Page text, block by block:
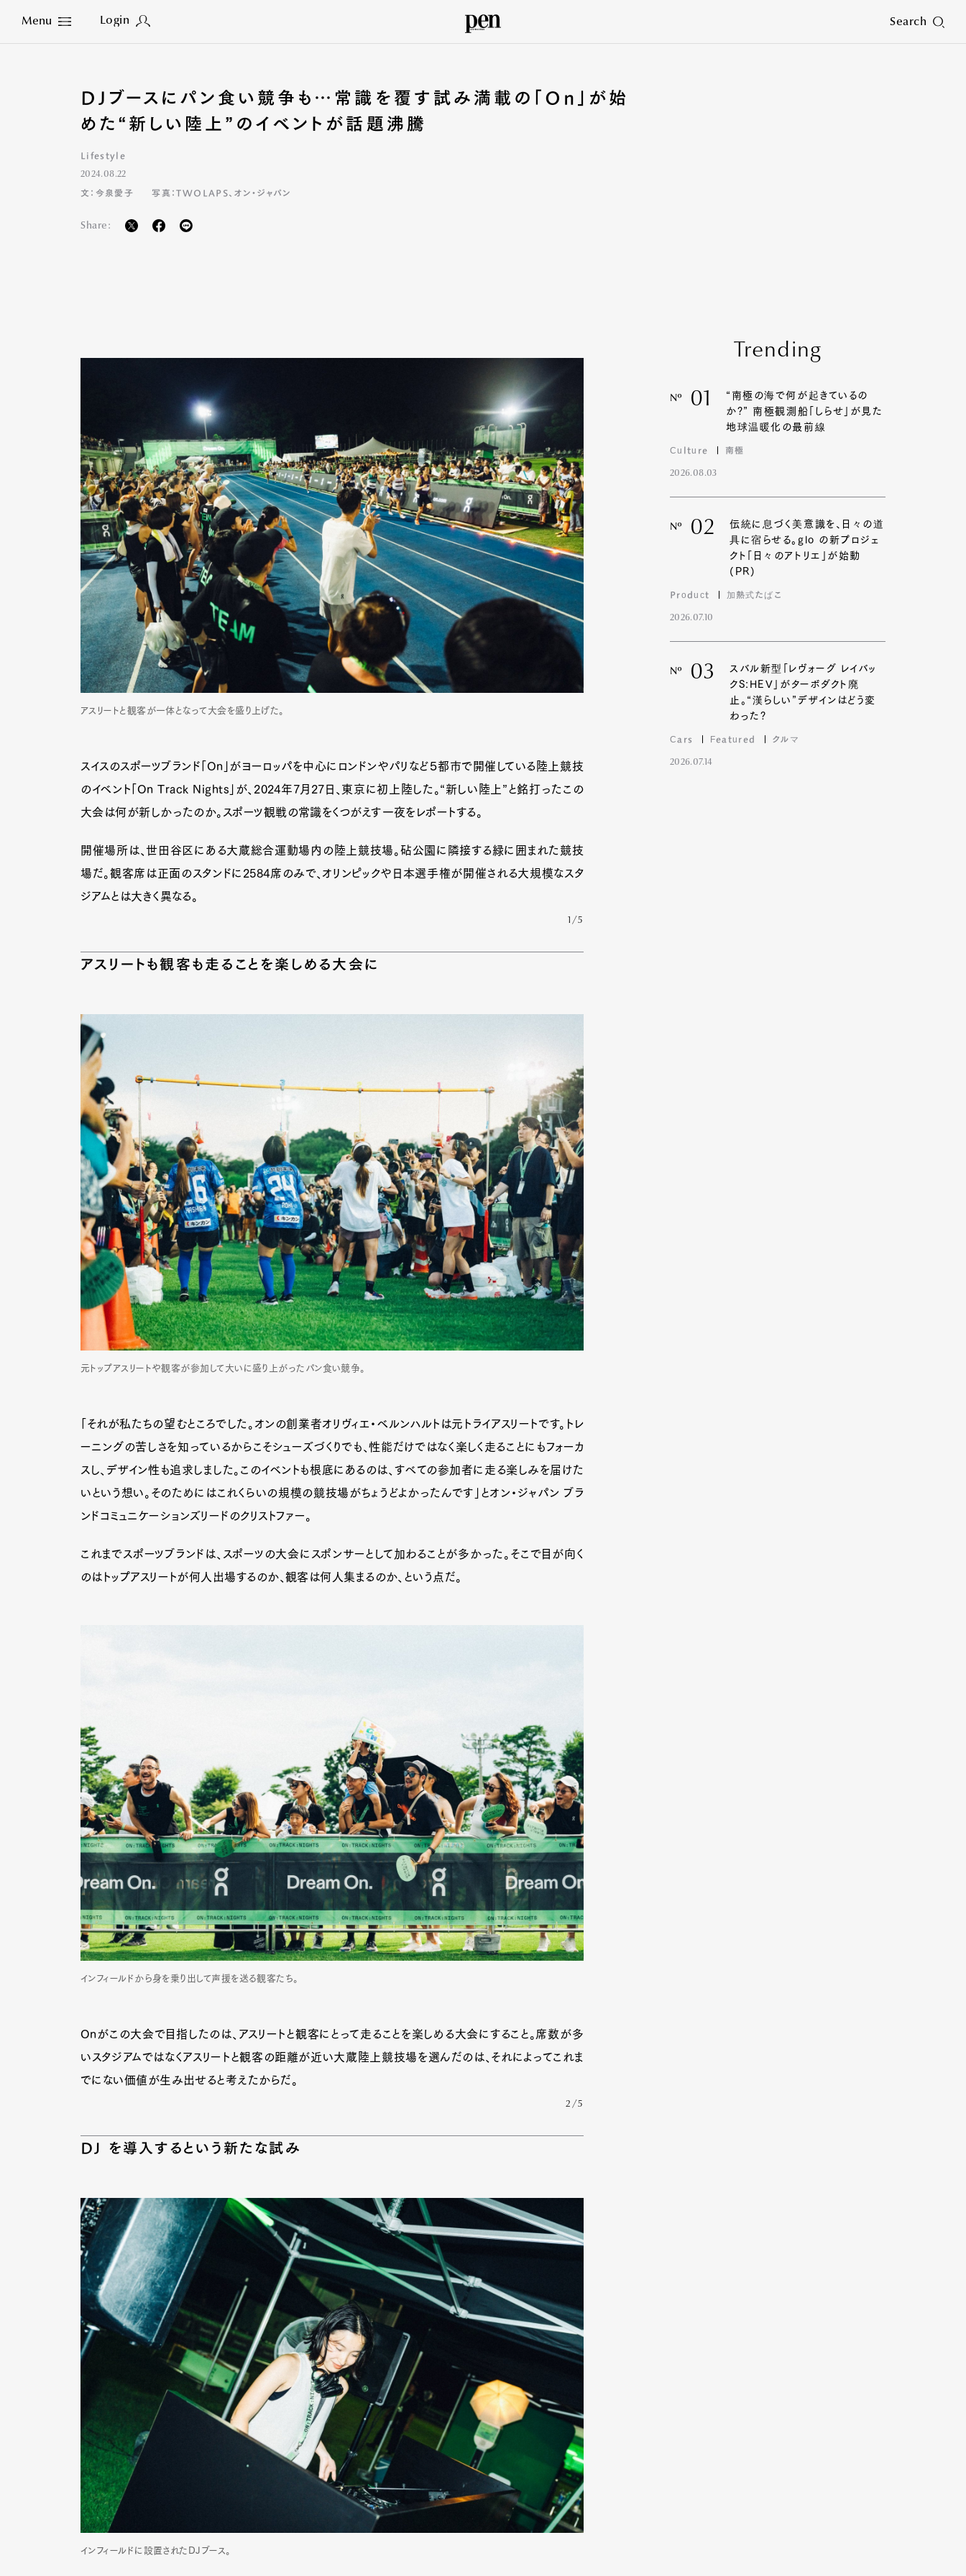
Menu Login Search
Close
Gourmet
Cars
Pen international Pen tw
DJブースにパン食い競争も…常識を覆す試み満載の「On」が始
めた“新しい陸上”のイベントが話題沸騰
Lifestyle
2024.08.22
文：今泉愛子 写真：TWOLAPS、オン・ジャパン
Share:
アスリートと観客が一体となって大会を盛り上げた。
スイスのスポーツブランド「On」がヨーロッパを中心にロンドンやパリなど５都市で開催している陸上競技
のイベント「On Track Nights」が、2024年7月27日、東京に初上陸した。“新しい陸上”と銘打ったこの
大会は何が新しかったのか。スポーツ観戦の常識をくつがえす一夜をレポートする。
開催場所は、世田谷区にある大蔵総合運動場内の陸上競技場。砧公園に隣接する緑に囲まれた競技
場だ。観客席は正面のスタンドに2584席のみで、オリンピックや日本選手権が開催される大規模なスタ
ジアムとは大きく異なる。
1/5
アスリートも観客も走ることを楽しめる大会に
元トップアスリートや観客が参加して大いに盛り上がったパン食い競争。
「それが私たちの望むところでした。オンの創業者オリヴィエ・ベルンハルトは元トライアスリートです。トレ
ーニングの苦しさを知っているからこそシューズづくりでも、性能だけではなく楽しく走ることにもフォーカ
スし、デザイン性も追求しました。このイベントも根底にあるのは、すべての参加者に走る楽しみを届けた
いという想い。そのためにはこれくらいの規模の競技場がちょうどよかったんです」とオン・ジャパン ブラ
ンドコミュニケーションズリードのクリストファー。
これまでスポーツブランドは、スポーツの大会にスポンサーとして加わることが多かった。そこで目が向く
のはトップアスリートが何人出場するのか、観客は何人集まるのか、という点だ。
インフィールドから身を乗り出して声援を送る観客たち。
Onがこの大会で目指したのは、アスリートと観客にとって走ることを楽しめる大会にすること。席数が多
いスタジアムではなくアスリートと観客の距離が近い大蔵陸上競技場を選んだのは、それによってこれま
でにない価値が生み出せると考えたからだ。
2/5
DJ を導入するという新たな試み
インフィールドに設置されたDJブース。
Trending
Nº 01
“南極の海で何が起きているの
か?” 南極観測船「しらせ」が見た
地球温暖化の最前線
Culture 南極
2026.08.03
Nº 02
伝統に息づく美意識を、日々の道
具に宿らせる。glo の新プロジェ
クト「日々のアトリエ」が始動
(PR)
Product 加熱式たばこ
2026.07.10
Nº 03
スバル新型「レヴォーグ レイバッ
クS:HEV」がターボダクト廃
止。“漢らしい”デザインはどう変
わった?
Cars Featured クルマ
2026.07.14